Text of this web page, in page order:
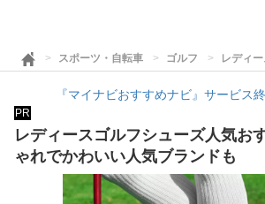
スポーツ・自転車 ゴルフ レディ
『マイナビおすすめナビ』サービス
PR
レディースゴルフシューズ人気お
ゃれでかわいい人気ブランドも